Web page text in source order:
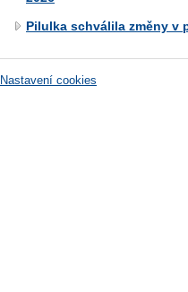
Pilulka schválila změny v
Nastavení cookies